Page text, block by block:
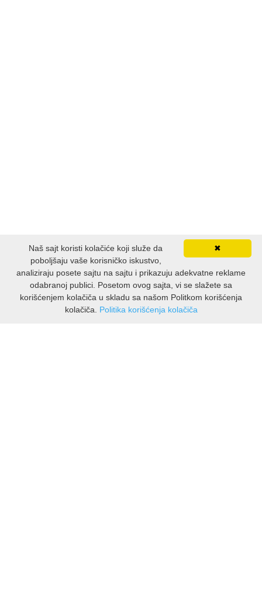
✖
Naš sajt koristi kolačiće koji služe da
poboljšaju vaše korisničko iskustvo,
analiziraju posete sajtu na sajtu i prikazuju adekvatne reklame
odabranoj publici. Posetom ovog sajta, vi se slažete sa
korišćenjem kolačiča u skladu sa našom Politkom korišćenja
kolačiča. Politika korišćenja kolačiča